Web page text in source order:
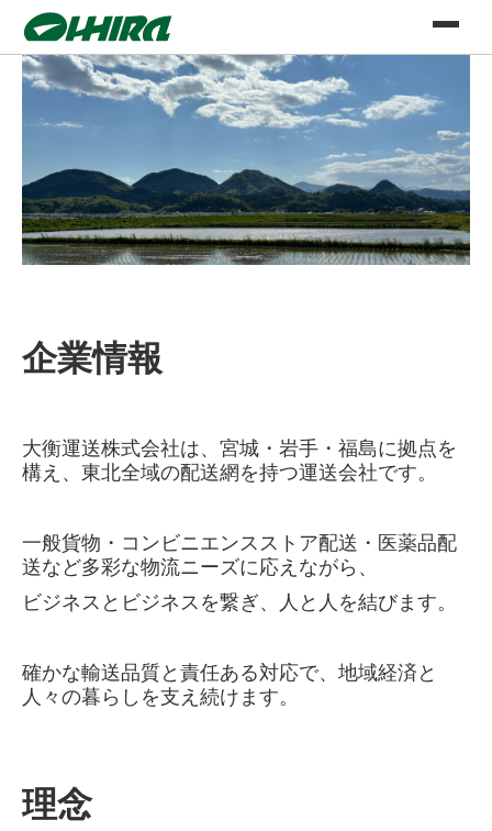
企業情報
大衡運送株式会社は、宮城・岩手・福島に拠点を
構え、東北全域の配送網を持つ運送会社です。
一般貨物・コンビニエンスストア配送・医薬品配
送など多彩な物流ニーズに応えながら、
ビジネスとビジネスを繋ぎ、人と人を結びます。
確かな輸送品質と責任ある対応で、地域経済と
人々の暮らしを支え続けます。
理念